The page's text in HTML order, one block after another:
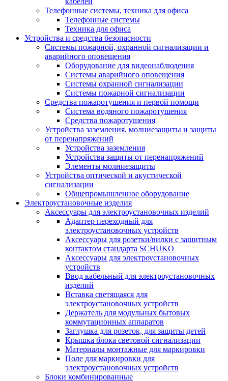
Телефонные системы, техника для офиса
Телефонные системы
Техника для офиса
Устройства и средства безопасности
Системы пожарной, охранной сигнализации и
аварийного оповещения
Оборудование для видеонаблюдения
Системы аварийного оповещения
Системы охранной сигнализации
Системы пожарной сигнализации
Средства пожаротушения и первой помощи
Система водяного пожаротушения
Средства пожаротушения
Устройства заземления, молниезащиты и защиты
от перенапряжений
Устройства заземления
Устройства защиты от перенапряжений
Элементы молниезащиты
Устройства оптической и акустической
сигнализации
Общепромышленное оборудование
Электроустановочные изделия
Аксессуары для электроустановочных изделий
Адаптер переходный для
электроустановочных устройств
Аксессуары для розетки/вилки с защитным
контактом стандарта SCHUKO
Аксессуары для электроустановочных
устройств
Ввод кабельный для электроустановочных
изделий
Вставка светящаяся для
электроустановочных устройств
Держатель для модульных бытовых
коммутационных аппаратов
Заглушка для розеток, для защиты детей
Крышка блока световой сигнализации
Материалы монтажные для маркировки
Поле для маркировки для
электроустановочных устройств
Блоки комбинированные